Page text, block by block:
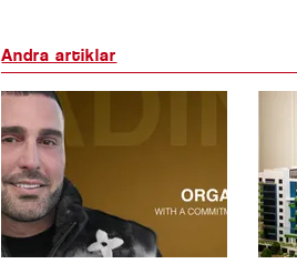
Andra artiklar